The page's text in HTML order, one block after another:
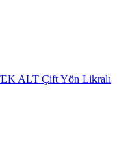
ALT Çift Yön Likralı